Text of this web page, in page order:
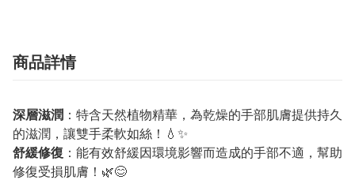
商品詳情
深層滋潤 ：特含天然植物精華，為乾燥的手部肌膚提供持久
的滋潤，讓雙手柔軟如絲！💧✨
舒緩修復 ：能有效舒緩因環境影響而造成的手部不適，幫助
修復受損肌膚！🌿😊